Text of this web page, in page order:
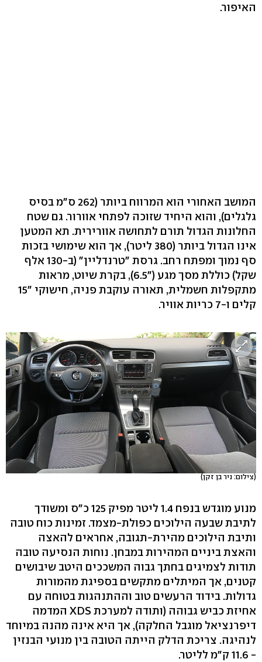
האיפור.
המושב האחורי הוא המרווח ביותר (262 ס"מ בסיס
גלגלים), והוא היחיד שזוכה לפתחי אוורור. גם שטח
החלונות הגדול תורם לתחושה אוורירית. תא המטען
אינו הגדול ביותר (380 ליטר), אך הוא שימושי בזכות
סף נמוך ומפתח רחב. גרסת "טרנדליין" (ב-130 אלף
שקל) כוללת מסך מגע ("6.5), בקרת שיוט, מראות
מתקפלות חשמלית, תאורה עוקבת פניה, חישוקי "15
קלים ו-7 כריות אוויר.
(צילום: ניר בן זקן)
מנוע מוגדש בנפח 1.4 ליטר מפיק 125 כ"ס ומשודך
לתיבת שבעה הילוכים כפולת-מצמד. זמינות כוח טובה
ותיבת הילוכים מהירת-תגובה, אחראים להאצה
והאצת ביניים המהירות במבחן. נוחות הנסיעה טובה
תודות לצמיגים בחתך גבוה המשככים היטב שיבושים
קטנים, אך המיתלים מתקשים בספיגת מהמורות
גדולות. בידוד הרעשים טוב וההתנהגות בטוחה עם
אחיזת כביש גבוהה (ותודה למערכת XDS המדמה
דיפרנציאל מוגבל החלקה), אך היא אינה מהנה במיוחד
לנהיגה. צריכת הדלק הייתה הטובה בין מנועי הבנזין
- 11.6 ק"מ לליטר.